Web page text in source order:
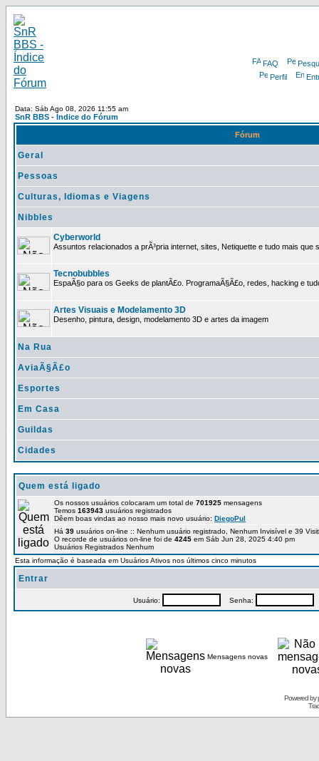
FAQ
Perfil
Data: Sáb Ago 08, 2026 11:55 am
SnR BBS - Índice do Fórum
Fórum
Geral
Pessoas
Culturas, Idiomas e Viagens
Nibbles
Cyberworld
Assuntos relacionados a prÃ³pria internet, sites, Netiquette e tudo mais que
Tecnobubbles
EspaÃ§o para os Geeks de plantÃ£o. ProgramaÃ§Ã£o, redes, hacking e
Artes Visuais e Modelamento 3D
Desenho, pintura, design, modelamento 3D e artes da imagem
Na Rua
AviaÃ§Ã£o
Esportes
Em Casa
Guildas
Cidades
Quem está ligado
Os nossos usuários colocaram um total de 701925 mensagens
Temos 163943 usuários registrados
Dêem boas vindas ao nosso mais novo usuário: DiegoPul
Há 39 usuários on-line :: Nenhum usuário registrado, Nenhum Invisível e 39
O recorde de usuários on-line foi de 4245 em Sáb Jun 28, 2025 4:40 pm
Usuários Registrados Nenhum
Esta informação é baseada em Usuários Ativos nos últimos cinco minutos
Entrar
Usuário: Senha:
Mensagens novas
Powered by